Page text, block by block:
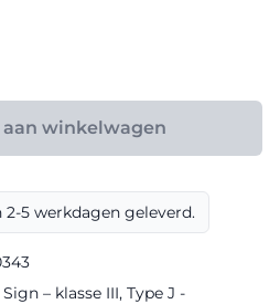
aan winkelwagen
5 werkdagen geleverd.
– klasse III, Type J -